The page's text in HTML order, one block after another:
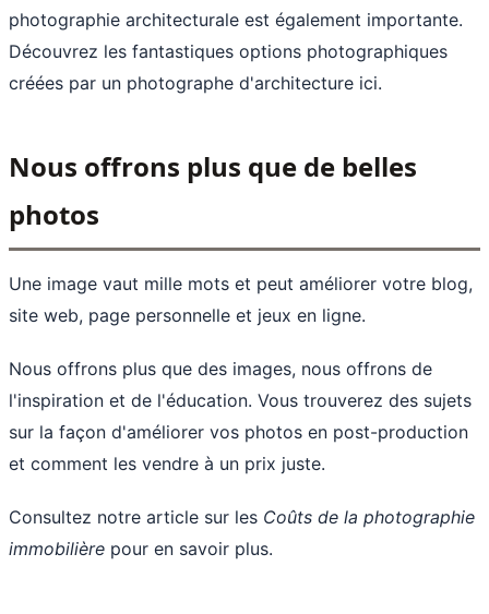
photographie architecturale est également importante.
Découvrez les fantastiques options photographiques
créées par un photographe d'architecture ici.
Nous offrons plus que de belles
photos
Une image vaut mille mots et peut améliorer votre blog,
site web, page personnelle et jeux en ligne.
Nous offrons plus que des images, nous offrons de
l'inspiration et de l'éducation. Vous trouverez des sujets
sur la façon d'améliorer vos photos en post-production
et comment les vendre à un prix juste.
Consultez notre article sur les Coûts de la photographie
immobilière pour en savoir plus.